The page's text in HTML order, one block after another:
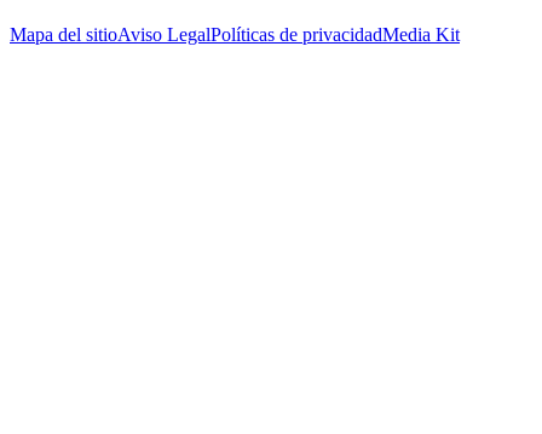
Mapa del sitioAviso LegalPolíticas de privacidadMedia Kit